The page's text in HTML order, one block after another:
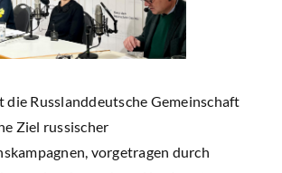
die Russlanddeutsche Gemeinschaft
Ziel russischer
vorgetragen durch